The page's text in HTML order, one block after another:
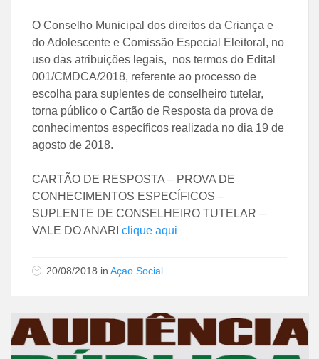
O Conselho Municipal dos direitos da Criança e
do Adolescente e Comissão Especial Eleitoral, no
uso das atribuições legais, nos termos do Edital
001/CMDCA/2018, referente ao processo de
escolha para suplentes de conselheiro tutelar,
torna público o Cartão de Resposta da prova de
conhecimentos específicos realizada no dia 19 de
agosto de 2018.
CARTÃO DE RESPOSTA – PROVA DE
CONHECIMENTOS ESPECÍFICOS –
SUPLENTE DE CONSELHEIRO TUTELAR –
VALE DO ANARI clique aqui
20/08/2018 in Açao Social